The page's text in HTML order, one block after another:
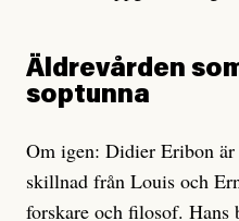
Äldrevården
soptunna
Om igen: Didier Eribon
skillnad från Louis och
forskare och filosof.